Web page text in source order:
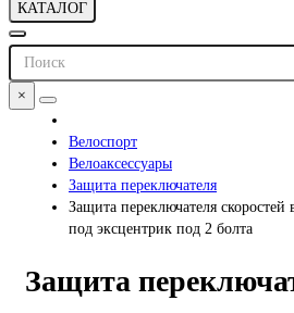
КАТАЛОГ
×
Велоспорт
Велоаксессуары
Защита переключателя
Защита переключателя
под эксцентрик под 2 болта
Защита